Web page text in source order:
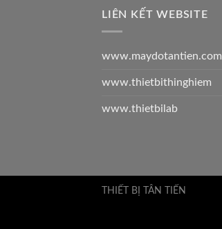
LIÊN KẾT WEBSITE
www.maydotantien.com
www.thietbithinghiem
www.thietbilab
THIẾT BỊ TÂN TIẾN